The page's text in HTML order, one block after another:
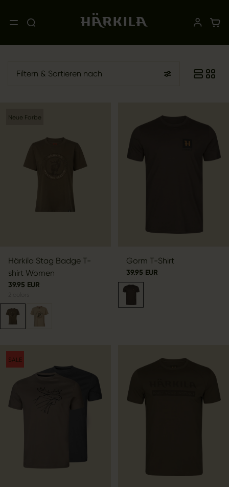
Filtern & Sortieren nach
Neue Farbe
Härkila Stag Badge T-
shirt Women
39.95 EUR
Gorm T-Shirt
39.95 EUR
SALE